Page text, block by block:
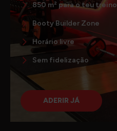
850 m² para o teu treino
Booty Builder Zone
Horário livre
Sem fidelização
ADERIR JÁ